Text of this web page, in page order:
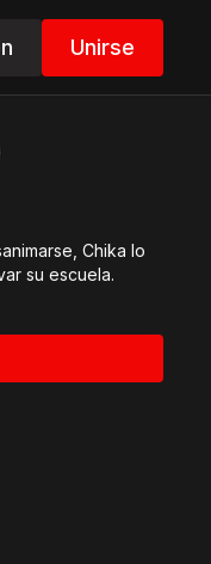
Unirse
Chika lo
su escuela.